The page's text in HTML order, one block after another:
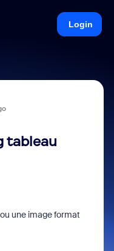
Login
tableau
une image format